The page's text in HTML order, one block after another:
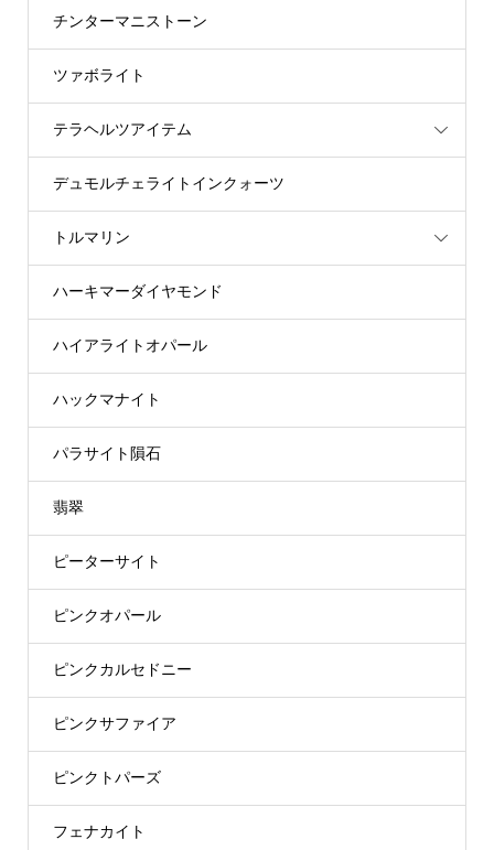
チンターマニストーン
ツァボライト
テラヘルツアイテム
デュモルチェライトインクォーツ
トルマリン
ハーキマーダイヤモンド
ハイアライトオパール
ハックマナイト
パラサイト隕石
翡翠
ピーターサイト
ピンクオパール
ピンクカルセドニー
ピンクサファイア
ピンクトパーズ
フェナカイト